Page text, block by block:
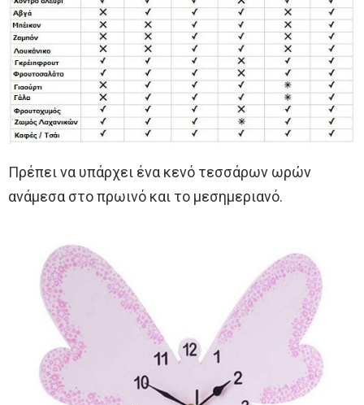
Πρέπει να υπάρχει ένα κενό τεσσάρων ωρών
ανάμεσα στο πρωινό και το μεσημεριανό.